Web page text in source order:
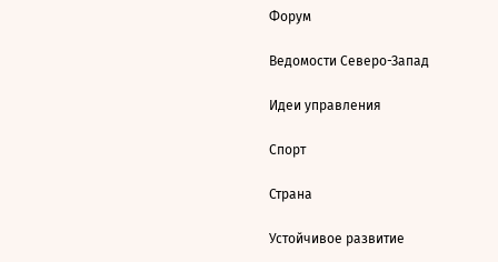
Форум
Ведомости Северо-Запад
Идеи управления
Спорт
Страна
Устойчивое развитие